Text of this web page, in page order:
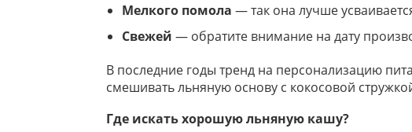
Мелкого помола — так она лучше
Свежей — обратите внимание на дату
В последние годы тренд на персонализацию
смешивать льняную основу с кокосовой
Где искать хорошую льняную кашу?